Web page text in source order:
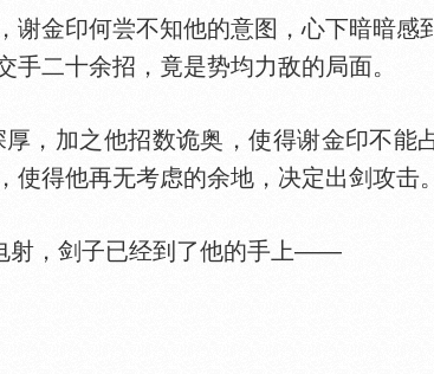
金印何尝不知他的意图，心下暗暗感
二十余招，竟是势均力敌的局面。
加之他招数诡奥，使得谢金印不能
得他再无考虑的余地，决定出剑攻击。
射，剑子已经到了他的手上——